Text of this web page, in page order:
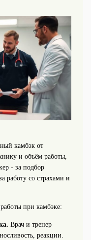
камбэк от
и объём работы,
- за подбор
работу со страхами и
при камбэке:
Врач и тренер
реакции.